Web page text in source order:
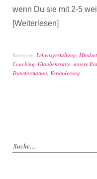
wenn Du sie mit 2-5
Weiterlesen
Kategorie Lebensgestaltung, Mindset
Coaching, Glaubenssätze, innere
Transformation, Veränderung